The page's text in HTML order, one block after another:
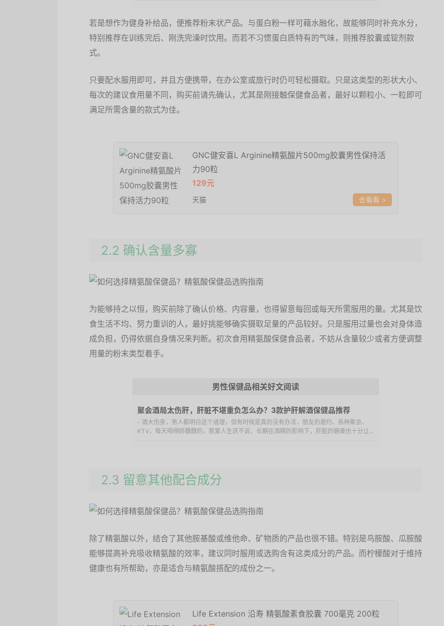
若是想作为健身补给品，便推荐粉末状产品。与蛋白粉一样可藉水融化，故能够同时补充水分，
特别推荐在训练完后、刚洗完澡时饮用。而若不习惯蛋白质特有的气味，则推荐胶囊或锭剂款
式。
只要配水服用即可，并且方便携带，在办公室或旅行时仍可轻松摄取。只是这类型的形状大小、
每次的建议食用量不同，购买前请先确认，尤其是刚接触保健食品者，最好以颗粒小、一粒即可
满足所需含量的款式为佳。
GNC健安喜L Arginine精氨酸片500mg胶囊男性保持活
力90粒
129元
天猫 >
2.2 确认含量多寡
为能够持之以恒，购买前除了确认价格、内容量，也得留意每回或每天所需服用的量。尤其是饮
食生活不均、努力重训的人，最好挑能够确实摄取足量的产品较好。只是服用过量也会对身体造
成负担，仍得依据自身情况来判断。初次食用精氨酸保健食品者，不妨从含量较少或者方便调整
用量的粉末类型着手。
男性保健品相关好文阅读
聚会酒局太伤肝，肝脏不堪重负怎么办？3款护肝解酒保健品推荐
- 酒大伤身，男人都明白这个道理，但有时候是真的没有办法，朋友的邀约、各种聚会、
KTV，每天喝得醉醺醺的，惹爱人生厌不说，长期在酒精的影响下，肝脏的健康也十分让...
2.3 留意其他配合成分
除了精氨酸以外，结合了其他胺基酸或维他命、矿物质的产品也很不错。特别是鸟胺酸、瓜胺酸
能够提高补充吸收精氨酸的效率，建议同时服用或选购含有这类成分的产品。而柠檬酸对于维持
健康也有所帮助，亦是适合与精氨酸搭配的成份之一。
Life Extension 沿寿 精氨酸素食胶囊 700毫克 200粒